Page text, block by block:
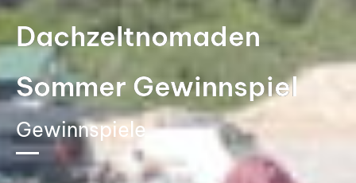
Dachzeltnomaden
Sommer Gewinnspiel
Gewinnspiele